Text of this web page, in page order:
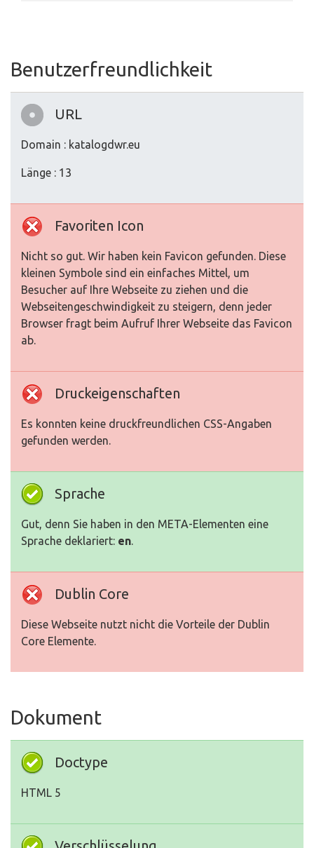
Benutzerfreundlichkeit
URL
Domain : katalogdwr.eu
Länge : 13
Favoriten Icon
Nicht so gut. Wir haben kein Favicon gefunden. Diese
kleinen Symbole sind ein einfaches Mittel, um
Besucher auf Ihre Webseite zu ziehen und die
Webseitengeschwindigkeit zu steigern, denn jeder
Browser fragt beim Aufruf Ihrer Webseite das Favicon
ab.
Druckeigenschaften
Es konnten keine druckfreundlichen CSS-Angaben
gefunden werden.
Sprache
Gut, denn Sie haben in den META-Elementen eine
Sprache deklariert: en.
Dublin Core
Diese Webseite nutzt nicht die Vorteile der Dublin
Core Elemente.
Dokument
Doctype
HTML 5